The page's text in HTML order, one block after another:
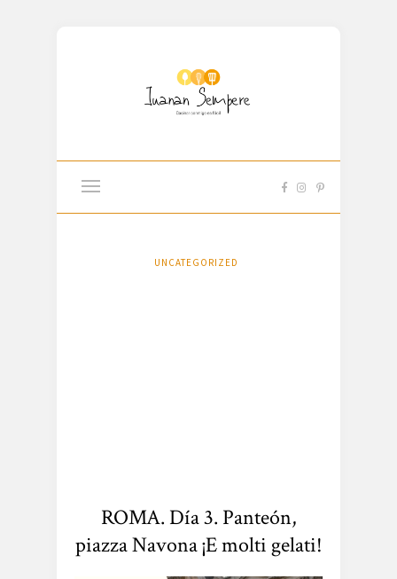
UNCATEGORIZED
ROMA. Día 3. Panteón,
piazza Navona ¡E molti gelati!